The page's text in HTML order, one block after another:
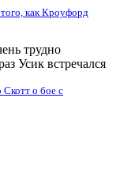
как Кроуфорд
трудно
Усик встречался
Скотт о бое с